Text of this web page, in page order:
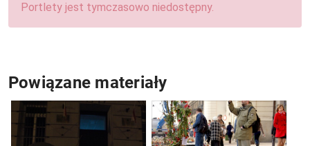
Portlety jest tymczasowo niedostępny.
Powiązane materiały